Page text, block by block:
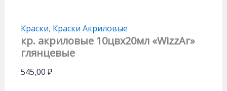
Краски, Краски Акриловые
кр. акриловые 10цвх20мл «WizzAr»
глянцевые
545,00 ₽